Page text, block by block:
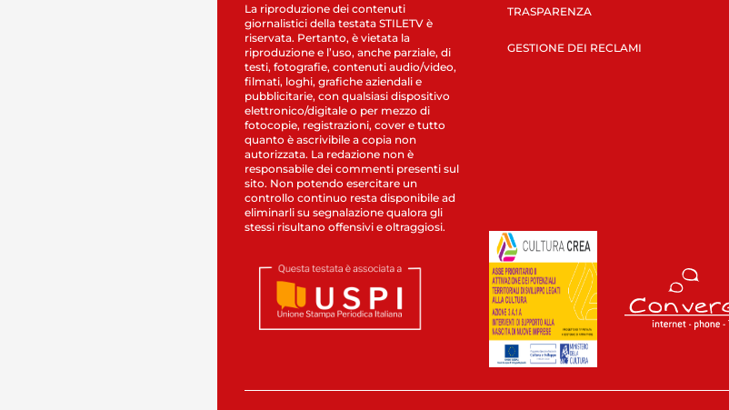
La riproduzione dei contenuti
giornalistici della testata STILETV è
riservata. Pertanto, è vietata la
riproduzione e l’uso, anche parziale, di
testi, fotografie, contenuti audio/video,
filmati, loghi, grafiche aziendali e
pubblicitarie, con qualsiasi dispositivo
elettronico/digitale o per mezzo di
fotocopie, registrazioni, cover e tutto
quanto è ascrivibile a copia non
autorizzata. La redazione non è
responsabile dei commenti presenti sul
sito. Non potendo esercitare un
controllo continuo resta disponibile ad
eliminarli su segnalazione qualora gli
stessi risultano offensivi e oltraggiosi.
TRASPARENZA
GESTIONE DEI RECLAMI